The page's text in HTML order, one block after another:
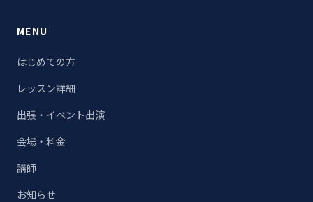
MENU
はじめての方
レッスン詳細
出張・イベント出演
会場・料金
講師
お知らせ